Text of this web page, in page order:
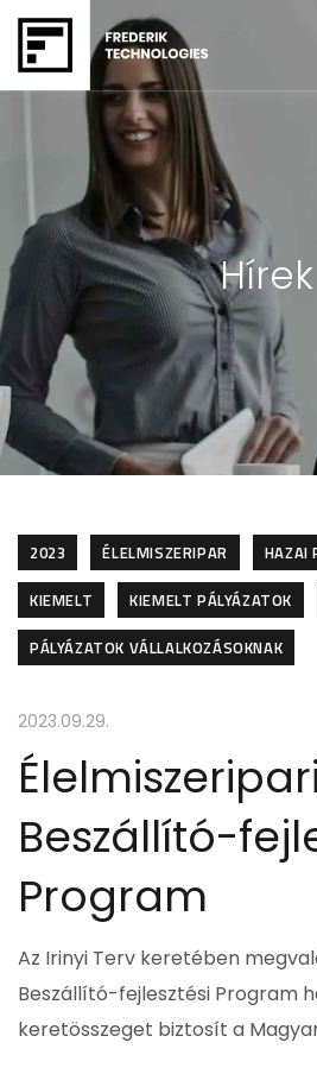
Hírek
2023 ÉLELMISZERIPAR
HAZAI
KIEMELT
KIEMELT PÁLYÁZATOK
PÁLYÁZATOK VÁLLALKOZÁSOKNAK
2023.09.29.
Élelmiszeripari
Beszállító-
Program
Az Irinyi Terv keretében
Beszállító-fejlesztési Program
keretösszeget biztosít a